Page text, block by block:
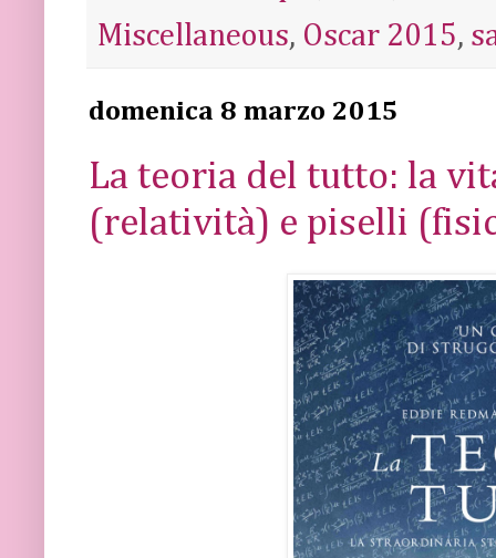
Miscellaneous, Oscar 2015,
domenica 8 marzo 2015
La teoria del tutto: la
(relatività) e piselli